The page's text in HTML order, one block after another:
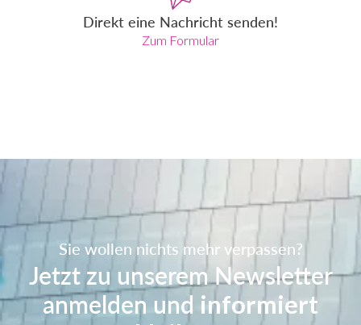
Direkt eine Nachricht senden!
Zum Formular
Sie wollen nichts mehr verpassen?
Jetzt zu unserem Newsletter
anmelden und informiert